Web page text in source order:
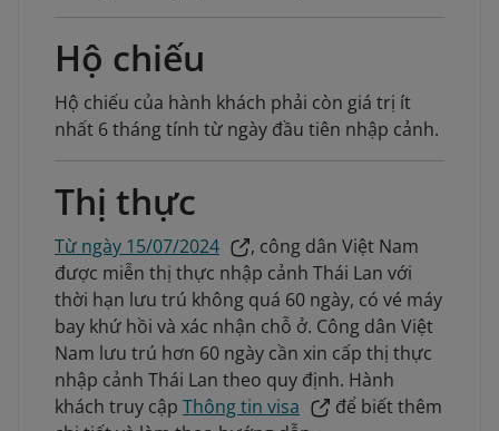
Hộ chiếu
Hộ chiếu của hành khách phải còn giá trị ít
nhất 6 tháng tính từ ngày đầu tiên nhập cảnh.
Thị thực
Từ ngày 15/07/2024
, công dân Việt Nam
được miễn thị thực nhập cảnh Thái Lan với
thời hạn lưu trú không quá 60 ngày, có vé máy
bay khứ hồi và xác nhận chỗ ở. Công dân Việt
Nam lưu trú hơn 60 ngày cần xin cấp thị thực
nhập cảnh Thái Lan theo quy định. Hành
khách truy cập Thông tin visa
để biết thêm